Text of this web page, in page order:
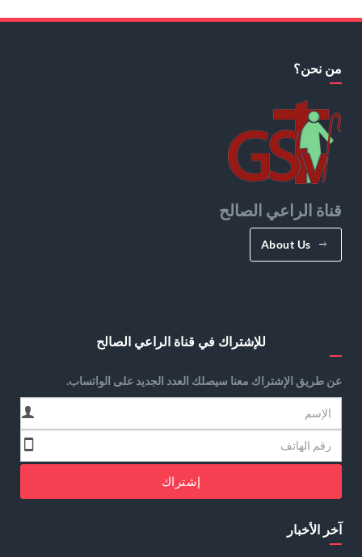
من نحن؟
قناة الراعي الصالح
About Us
للإشتراك في قناة الراعي الصالح
عن طريق الإشتراك معنا سيصلك العدد الجديد على الواتساب.
إشتراك
آخر الأخبار